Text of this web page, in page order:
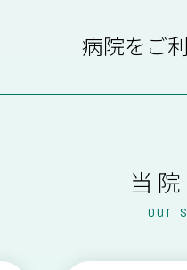
病院をご
当
our